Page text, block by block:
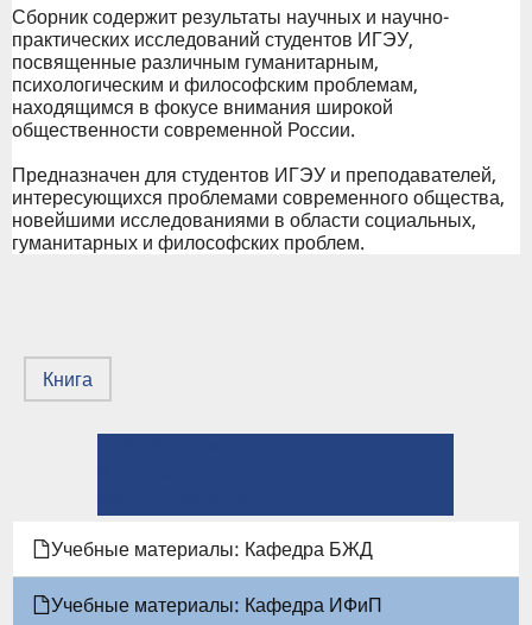
Сборник содержит результаты научных и научно-
практических исследований студентов ИГЭУ,
посвященные различным гуманитарным,
психологическим и философским проблемам,
находящимся в фокусе внимания широкой
общественности современной России.
Предназначен для студентов ИГЭУ и преподавателей,
интересующихся проблемами современного общества,
новейшими исследованиями в области социальных,
гуманитарных и философских проблем.
Книга
КНИГИ
ДЛЯ
Учебные материалы: Кафедра БЖД
Учебные материалы: Кафедра ИФиП